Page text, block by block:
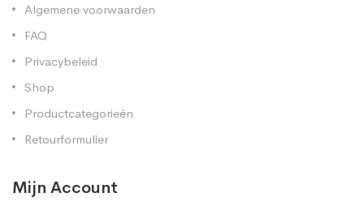
Algemene voorwaarden
FAQ
Privacybeleid
Shop
Productcategorieën
Retourformulier
Mijn Account